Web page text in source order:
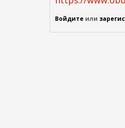
Войдите или